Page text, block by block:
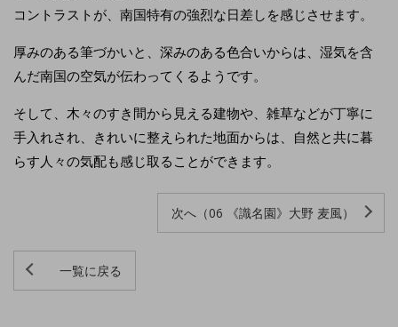
コントラストが、南国特有の強烈な日差しを感じさせます。
厚みのある筆づかいと、深みのある色合いからは、湿気を含
んだ南国の空気が伝わってくるようです。
そして、木々のすき間から見える建物や、雑草などが丁寧に
手入れされ、きれいに整えられた地面からは、自然と共に暮
らす人々の気配も感じ取ることができます。
次へ（06 《識名園》大野 麦風）
一覧に戻る